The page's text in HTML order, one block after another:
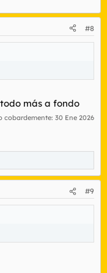
#8
más a fondo
cobardemente: 30 Ene 2026
#9